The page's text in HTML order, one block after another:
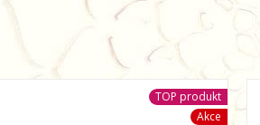
TOP produkt
Akce